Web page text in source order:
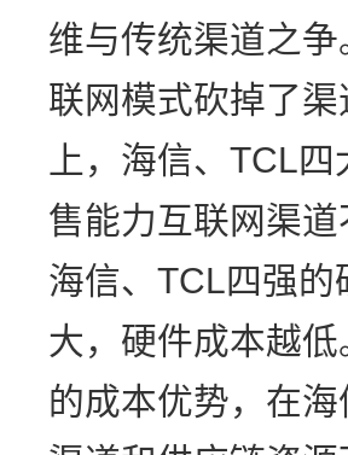
维与传统渠道之
联网模式砍掉了
上，海信、TCL
售能力互联网渠
海信、TCL四强
大，硬件成本越
的成本优势，在